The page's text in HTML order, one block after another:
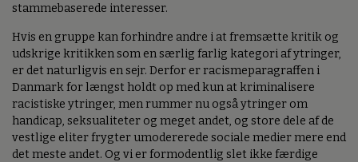
stammebaserede interesser.
Hvis en gruppe kan forhindre andre i at fremsætte kritik og
udskrige kritikken som en særlig farlig kategori af ytringer,
er det naturligvis en sejr. Derfor er racismeparagraffen i
Danmark for længst holdt op med kun at kriminalisere
racistiske ytringer, men rummer nu også ytringer om
handicap, seksualiteter og meget andet, og store dele af de
vestlige eliter frygter umodererede sociale medier mere end
det meste andet. Og vi er formodentlig slet ikke færdige